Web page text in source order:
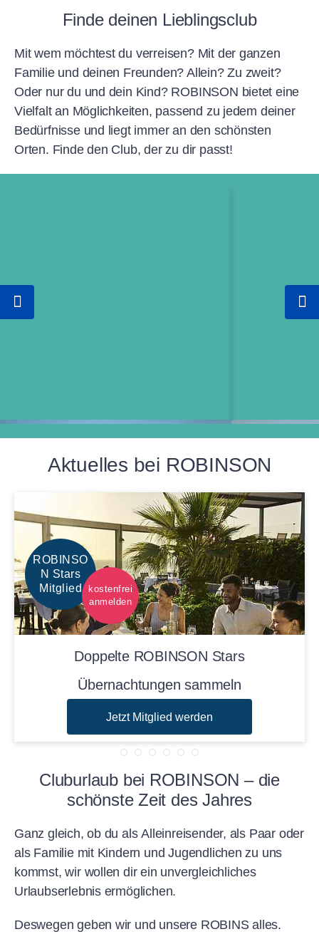
EARLY BIRD Sommer 2027
Bis zu 20% Preisvorteil
EARLY
Finde deinen Lieblingsclub
Mit wem möchtest du verreisen? Mit der ganzen
Familie und deinen Freunden? Allein? Zu zweit?
Oder nur du und dein Kind? ROBINSON bietet eine
Vielfalt an Möglichkeiten, passend zu jedem deiner
Bedürfnisse und liegt immer an den schönsten
Orten. Finde den Club, der zu dir passt!
Familienclubs Single-mit-
Aktuelles bei ROBINSON
Doppelte ROBINSON Stars
Übernachtungen sammeln
Jetzt Mitglied werden
ROBINSO
N Stars
Mitglied
kostenfrei
anmelden
Cluburlaub bei ROBINSON – die
schönste Zeit des Jahres
Ganz gleich, ob du als Alleinreisender, als Paar oder
als Familie mit Kindern und Jugendlichen zu uns
kommst, wir wollen dir ein unvergleichliches
Urlaubserlebnis ermöglichen.
Deswegen geben wir und unsere ROBINS alles.